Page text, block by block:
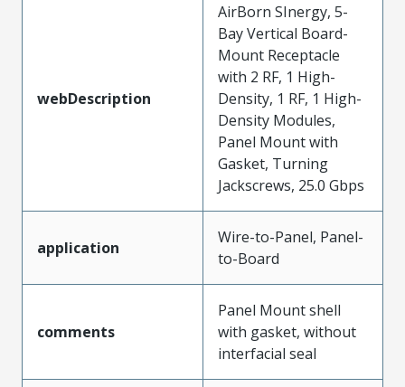
webDescription
AirBorn SInergy, 5-
Bay Vertical Board-
Mount Receptacle
with 2 RF, 1 High-
Density, 1 RF, 1 High-
Density Modules,
Panel Mount with
Gasket, Turning
Jackscrews, 25.0 Gbps
application
Wire-to-Panel, Panel-
to-Board
comments
Panel Mount shell
with gasket, without
interfacial seal